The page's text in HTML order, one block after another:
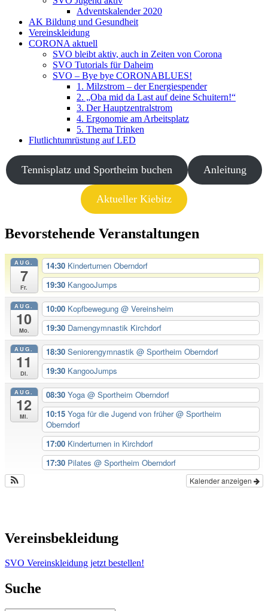
Adventskalender 2020
AK Bildung und Gesundheit
Vereinskleidung
CORONA aktuell
SVO bleibt aktiv, auch in Zeiten von Corona
SVO Tutorials für Daheim
SVO – Bye bye CORONABLUES!
1. Milzstrom – der Energiespender
2. „Oba mid da Last auf deine Schuitern!“
3. Der Hauptzentralstrom
4. Ergonomie am Arbeitsplatz
5. Thema Trinken
Flutlichtumrüstung auf LED
Tennisplatz und Sportheim buchen Anleitung
Aktueller Kiebitz
Bevorstehende Veranstaltungen
AUG.
7
Fr.
14:30 Kinderturnen Oberndorf
19:30 KangooJumps
AUG.
10
Mo.
10:00 Kopfbewegung @ Vereinsheim
19:30 Damengymnastik Kirchdorf
AUG.
11
Di.
18:30 Seniorengymnastik @ Sportheim Oberndorf
19:30 KangooJumps
AUG.
12
Mi.
08:30 Yoga @ Sportheim Oberndorf
10:15 Yoga für die Jugend von früher@ Sportheim
Oberndorf
17:00 Kinderturnen in Kirchdorf
17:30 Pilates @ Sportheim Oberndorf
Kalender anzeigen
Vereinsbekleidung
SVO Vereinskleidung jetzt bestellen!
Suche